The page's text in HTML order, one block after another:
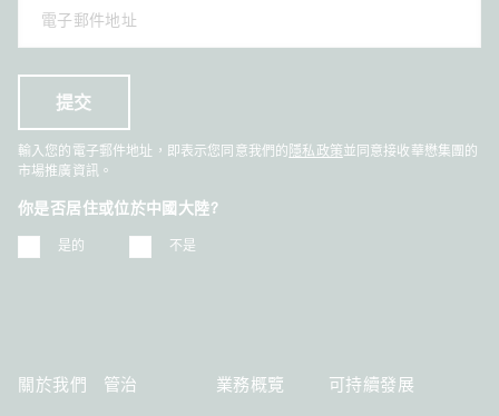
輸入您的電子郵件地址，即表示您同意我們的 隱私政策並同意接收華懋集團的
市場推廣資訊。
你是否居住或位於中國大陸?
是的 不是
關於我們 管治 業務概覽 可持續發展